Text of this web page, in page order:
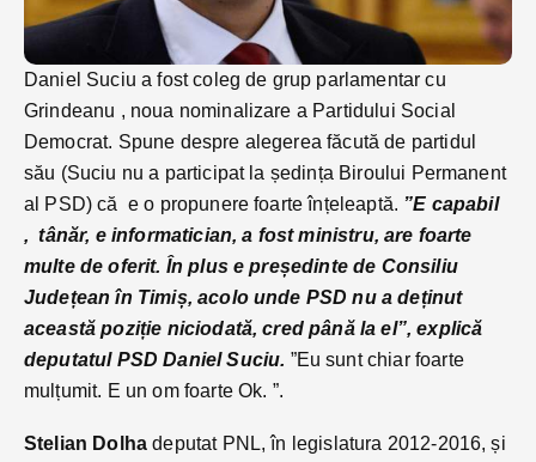
Daniel Suciu a fost coleg de grup parlamentar cu
Grindeanu , noua nominalizare a Partidului Social
Democrat. Spune despre alegerea făcută de partidul
său (Suciu nu a participat la ședința Biroului Permanent
al PSD) că e o propunere foarte înțeleaptă. ”E capabil
, tânăr, e informatician, a fost ministru, are foarte
multe de oferit. În plus e președinte de Consiliu
Județean în Timiș, acolo unde PSD nu a deținut
această poziție niciodată, cred până la el”, explică
deputatul PSD Daniel Suciu. ”Eu sunt chiar foarte
mulțumit. E un om foarte Ok. ”.
Stelian Dolha deputat PNL, în legislatura 2012-2016, și